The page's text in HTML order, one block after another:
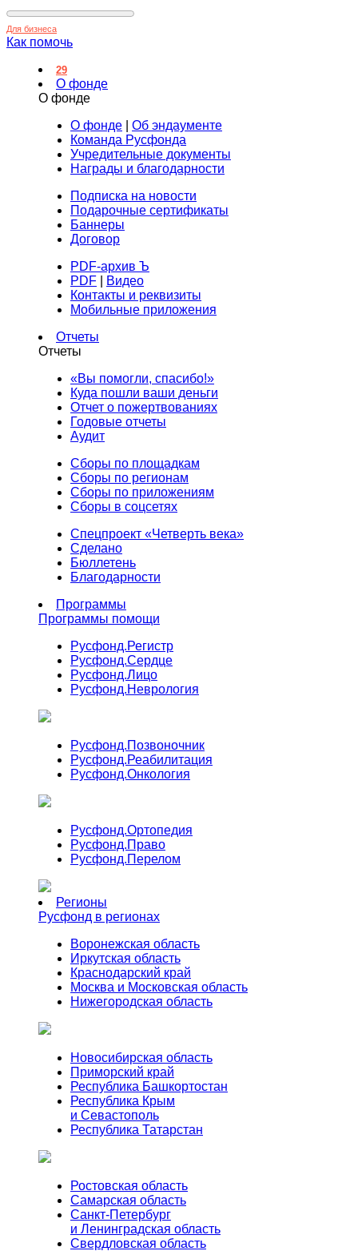
Для бизнеса
Как помочь
29
О фонде
О фонде
О фонде
Об эндаументе
Команда Русфонда
Учредительные документы
Награды и благодарности
Подписка на новости
Подарочные сертификаты
Баннеры
Договор
PDF-архив Ъ
PDF
Видео
Контакты и реквизиты
Мобильные приложения
Отчеты
Отчеты
«Вы помогли, спасибо!»
Куда пошли ваши деньги
Отчет о пожертвованиях
Годовые отчеты
Аудит
Сборы по площадкам
Сборы по регионам
Сборы по приложениям
Сборы в соцсетях
Спецпроект «Четверть века»
Сделано
Бюллетень
Благодарности
Программы
Программы помощи
Русфонд.Регистр
Русфонд.Сердце
Русфонд.Лицо
Русфонд.Неврология
Русфонд.Позвоночник
Русфонд.Реабилитация
Русфонд.Онкология
Русфонд.Ортопедия
Русфонд.Право
Русфонд.Перелом
Регионы
Русфонд в регионах
Воронежская область
Иркутская область
Краснодарский край
Москва и Московская область
Нижегородская область
Новосибирская область
Приморский край
Республика Башкортостан
Республика Крым
и Севастополь
Республика Татарстан
Ростовская область
Самарская область
Санкт-Петербург
и Ленинградская область
Свердловская область